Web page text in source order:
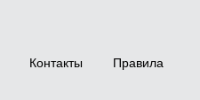
Контакты Правила